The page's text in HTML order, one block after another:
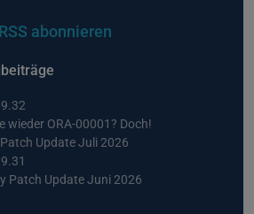
abonnieren
wieder ORA-00001? Doch!
Update Juli 2026
Patch Update Juni 2026